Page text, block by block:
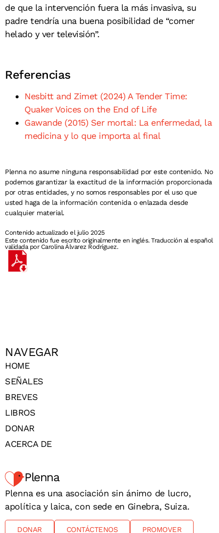
de que la intervención fuera la más invasiva, su
padre tendría una buena posibilidad de “comer
helado y ver televisión”.
Referencias
Nesbitt and Zimet (2024) A Tender Time:
Quaker Voices on the End of Life
Gawande (2015) Ser mortal: La enfermedad, la
medicina y lo que importa al final
Plenna no asume ninguna responsabilidad por este contenido. No
podemos garantizar la exactitud de la información proporcionada
por otras entidades, y no somos responsables por el uso que
usted haga de la información contenida o enlazada desde
cualquier material.
Contenido actualizado el julio 2025
Este contenido fue escrito originalmente en inglés. Traducción al español
validada por Carolina Álvarez Rodríguez.
NAVEGAR
HOME
SEÑALES
BREVES
LIBROS
DONAR
ACERCA DE
Plenna
Plenna es una asociación sin ánimo de lucro,
apolítica y laica, con sede en Ginebra, Suiza.
DONAR CONTÁCTENOS PROMOVER